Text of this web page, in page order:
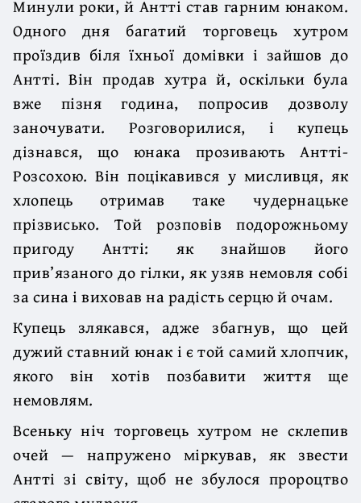
Минули роки, й Антті став гарним юнаком.
Одного дня багатий торговець хутром
проїздив біля їхньої домівки і зайшов до
Антті. Він продав хутра й, оскільки була
вже пізня година, попросив дозволу
заночувати. Розговорили­ся, і купець
дізнався, що юнака прозивають Антті-
Розсохою. Він поцікавився у мисливця, як
хлопець отримав таке чудернацьке
прізвисько. Той розповів подорожньому
пригоду Антті: як знайшов його
прив’язаного до гілки, як узяв немовля собі
за сина і виховав на радість серцю й очам.
Купець злякався, адже збагнув, що цей
дужий ставний юнак і є той самий хлопчик,
якого він хотів позбавити життя ще
немовлям.
Всеньку ніч торговець хутром не склепив
очей — напружено міркував, як звести
Антті зі світу, щоб не збулося пророцтво